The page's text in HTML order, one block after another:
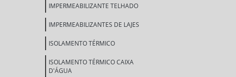
IMPERMEABILIZANTE TELHADO
IMPERMEABILIZANTES DE LAJES
ISOLAMENTO TÉRMICO
ISOLAMENTO TÉRMICO CAIXA
D'ÁGUA